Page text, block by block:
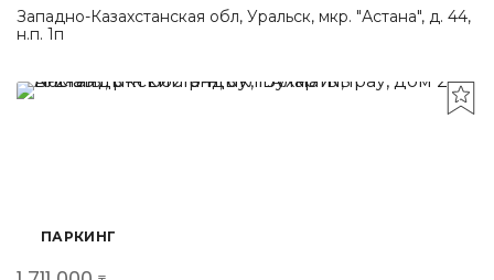
Западно-Казахстанская обл, Уральск, мкр. "Астана", д. 44,
н.п. 1п
ПАРКИНГ